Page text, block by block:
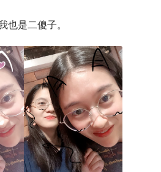
也是二傻子。